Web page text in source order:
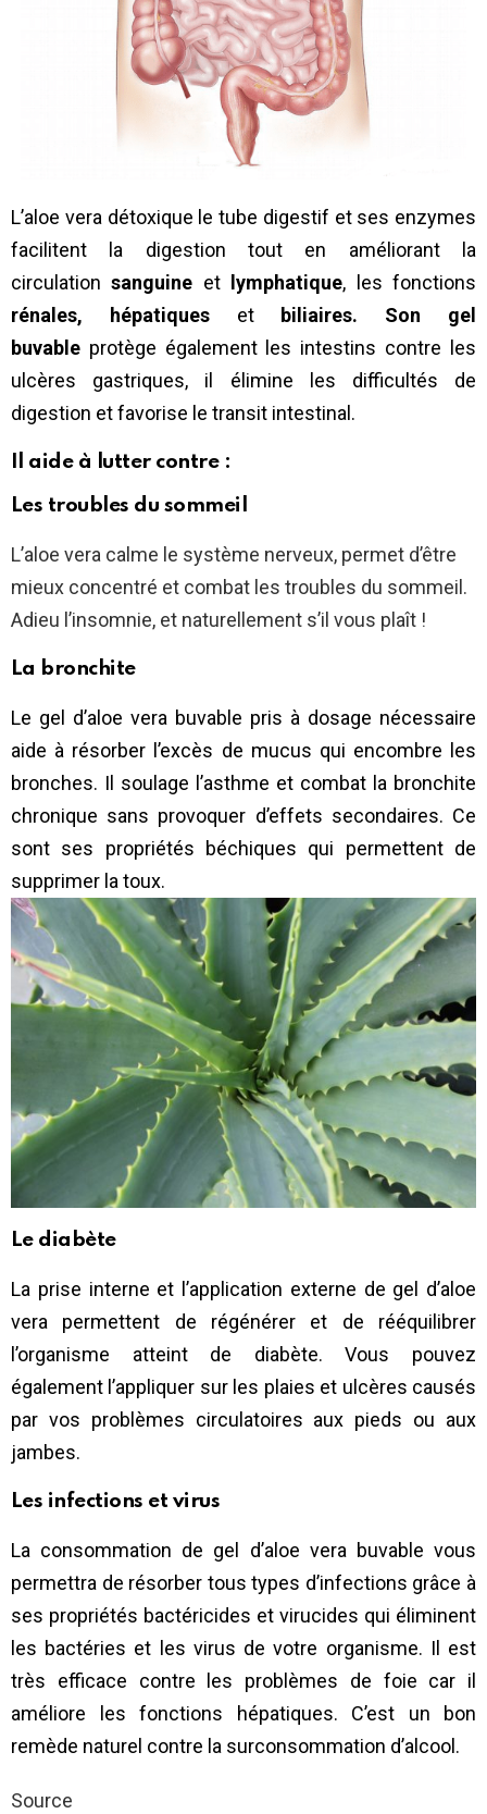
L’aloe vera détoxique le tube digestif et ses enzymes
facilitent la digestion tout en améliorant la
circulation sanguine etlymphatique, les fonctions
rénales,
hépatiqueset
biliaires. Son gel
buvable protège également les intestins contre les
ulcères gastriques, il élimine les difficultés de
digestion et favorise le transit intestinal.
Il aide à lutter contre :
Les troubles du sommeil
L’aloe vera calme le système nerveux, permet d’être
mieux concentré et combat les troubles du sommeil.
Adieu l’insomnie, et naturellement s’il vous plaît !
La bronchite
Le gel d’aloe vera buvable pris à dosage nécessaire
aide à résorber l’excès de mucus qui encombre les
bronches. Il soulage l’asthme et combat la bronchite
chronique sans provoquer d’effets secondaires. Ce
sont ses propriétés béchiques qui permettent de
supprimer la toux.
Le diabète
La prise interne et l’application externe de gel d’aloe
vera permettent de régénérer et de rééquilibrer
l’organisme atteint de diabète. Vous pouvez
également l’appliquer sur les plaies et ulcères causés
par vos problèmes circulatoires aux pieds ou aux
jambes.
Les infections et virus
La consommation de gel d’aloe vera buvable vous
permettra de résorber tous types d’infections grâce à
ses propriétés bactéricides et virucides qui éliminent
les bactéries et les virus de votre organisme. Il est
très efficace contre les problèmes de foie car il
améliore les fonctions hépatiques. C’est un bon
remède naturel contre la surconsommation d’alcool.
Source